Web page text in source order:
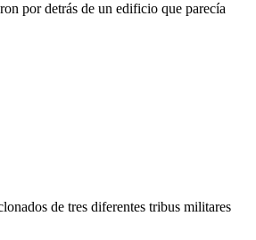
por detrás de un edificio que parecía
de tres diferentes tribus militares